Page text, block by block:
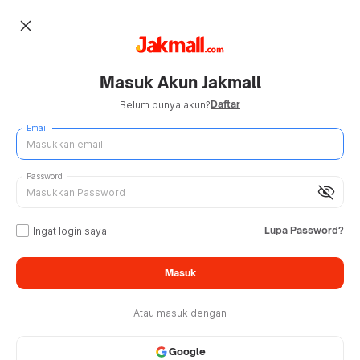
close
Masuk Akun Jakmall
Belum punya akun?Daftar
Email
visibility_off
Password
Ingat login saya Lupa Password?
Masuk
Atau masuk dengan
Google